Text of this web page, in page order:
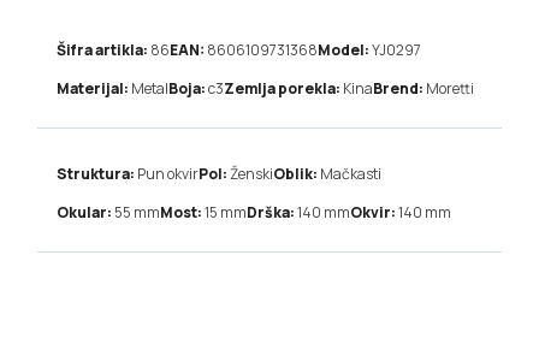
Šifra artikla: 86EAN: 8606109731368Model:YJ0297
Materijal: MetalBoja:c3Zemlja porekla: KinaBrend: Moretti
Struktura: Pun okvirPol:ŽenskiOblik: Mačkasti
Okular: 55 mmMost:15 mmDrška:140 mmOkvir:140 mm